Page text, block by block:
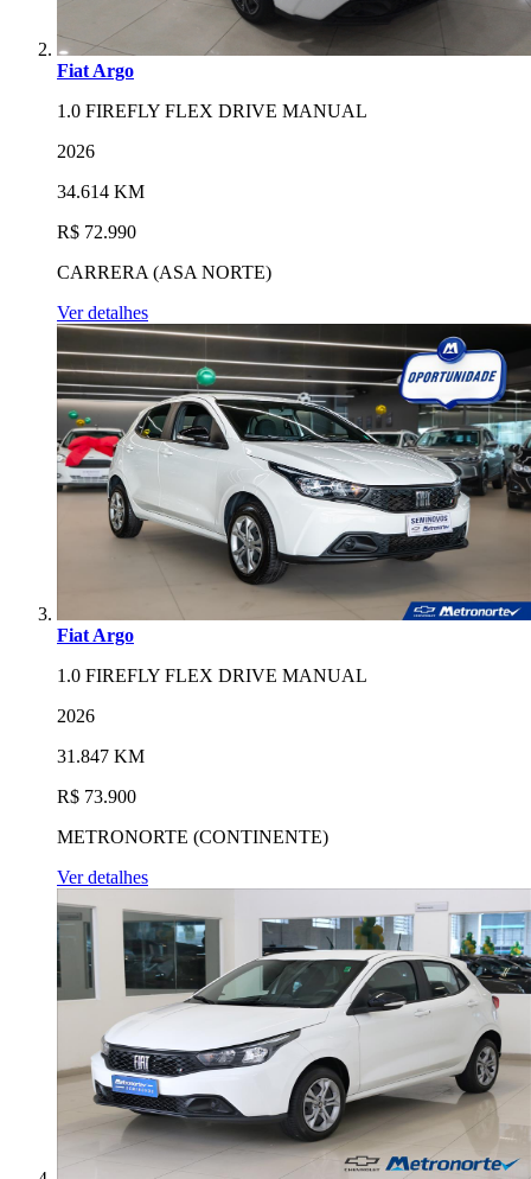
Fiat Argo
1.0 FIREFLY FLEX DRIVE MANUAL
2026
34.614 KM
R$ 72.990
CARRERA (ASA NORTE)
Ver detalhes
Fiat Argo
1.0 FIREFLY FLEX DRIVE MANUAL
2026
31.847 KM
R$ 73.900
METRONORTE (CONTINENTE)
Ver detalhes